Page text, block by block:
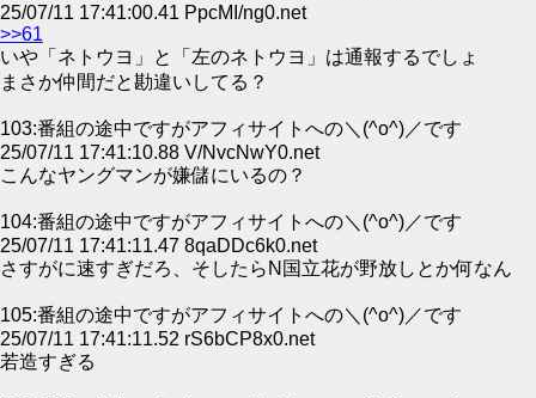
25/07/11 17:41:00.41 PpcMI/ng0.net
>>61
いや「ネトウヨ」と「左のネトウヨ」は通報するでしょ
まさか仲間だと勘違いしてる？
103:番組の途中ですがアフィサイトへの＼(^o^)／です
25/07/11 17:41:10.88 V/NvcNwY0.net
こんなヤングマンが嫌儲にいるの？
104:番組の途中ですがアフィサイトへの＼(^o^)／です
25/07/11 17:41:11.47 8qaDDc6k0.net
さすがに速すぎだろ、そしたらN国立花が野放しとか何なん
105:番組の途中ですがアフィサイトへの＼(^o^)／です
25/07/11 17:41:11.52 rS6bCP8x0.net
若造すぎる